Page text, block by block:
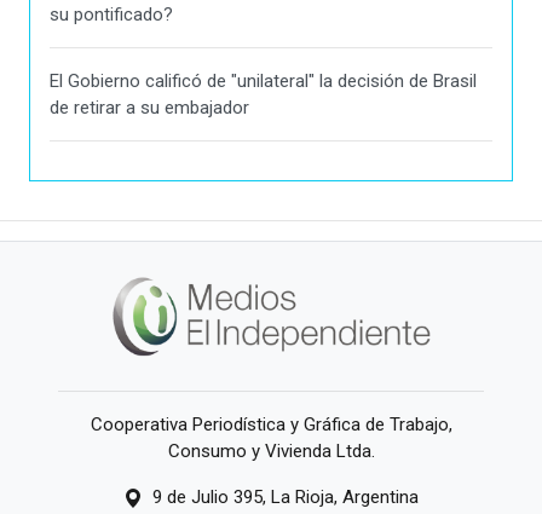
su pontificado?
El Gobierno calificó de "unilateral" la decisión de Brasil
de retirar a su embajador
Cooperativa Periodística y Gráfica de Trabajo,
Consumo y Vivienda Ltda.
9 de Julio 395, La Rioja, Argentina